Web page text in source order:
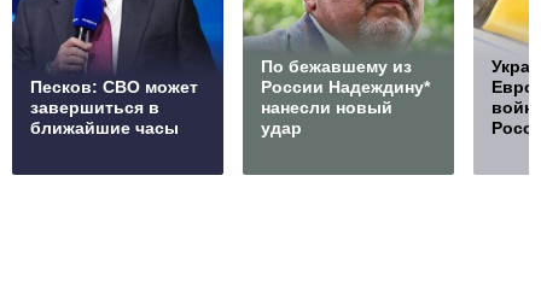
Песков: СВО может
завершиться в
ближайшие часы
По бежавшему из
России Надеждину*
нанесли новый
удар